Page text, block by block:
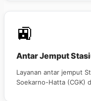
🚉
Antar Jemput
Layanan antar jemput
Soekarno-Hatta (CGK)